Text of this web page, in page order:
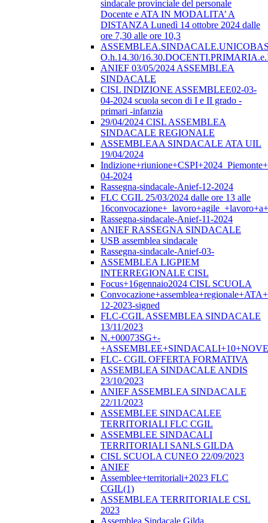
sindacale provinciale del personale
Docente e ATA IN MODALITA’ A
DISTANZA Lunedì 14 ottobre 2024 dalle
ore 7,30 alle ore 10,3
O.h.14.30/
ANIEF 03/05/2024 ASSEMBLEA
SINDACALE
CISL INDIZIONE ASSEMBLEE02-03-
04-2024 scuola secon di I e II grado -
primari -infanzia
29/04/2024 CISL ASSEMBLEA
SINDACALE REGIONALE
ASSEMBLEAA SINDACALE ATA UIL
19/04/2024
04-2024
Rassegna-sindacale-Anief-12-2024
FLC CGIL 25/03/2024 dalle ore 13 alle
Rassegna-sindacale-Anief-11-2024
ANIEF RASSEGNA SINDACALE
USB assemblea sindacale
Rassegna-sindacale-Anief-03-
ASSEMBLEA LIGPIEM
INTERREGIONALE CISL
Focus+16gennaio2024 CISL SCUOLA
12-2023-signed
FLC-CGIL ASSEMBLEA SINDACALE
13/11/2023
N.+00073SG+-
FLC- CGIL OFFERTA FORMATIVA
ASSEMBLEA SINDACALE ANDIS
23/10/2023
ANIEF ASSEMBLEA SINDACALE
22/11/2023
ASSEMBLEE SINDACALEE
TERRITORIALI FLC CGIL
ASSEMBLEE SINDACALI
TERRITORIALI SANLS GILDA
CISL SCUOLA CUNEO 22/09/2023
ANIEF
Assemblee+territoriali+2023 FLC
CGIL(1)
ASSEMBLEA TERRITORIALE CSL
2023